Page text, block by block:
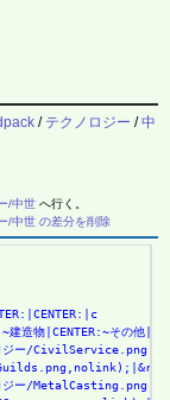
/ テクノロジー /中
/中世 へ行く。
/中世 の差分を削除
造物|CENTER:~その他|h
/
ー/